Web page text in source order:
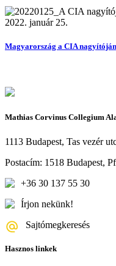
2022. január 25.
Magyarország a CIA
Mathias Corvinus Collegium
1113 Budapest, Tas vezér
Postacím: 1518 Budapest,
+36 30 137 55 30
Írjon nekünk!
Sajtómegkeresés
Hasznos linkek